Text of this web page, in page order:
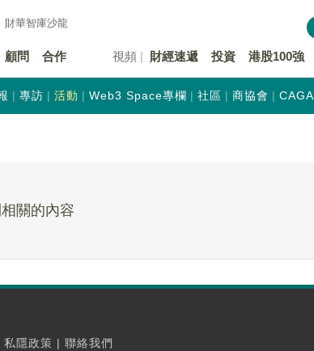
財華智庫沙龍
顧問 合作 視頻 財經速遞 投資 港股100強
專訪 活動 Web3 Space專欄 社區 商協會 CAGA
關的內容
私隱政策 | 聯絡我們